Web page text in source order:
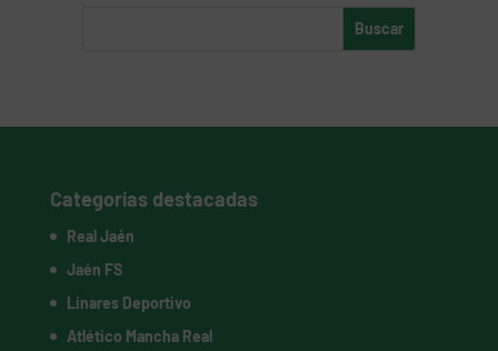
Categorías destacadas
Real Jaén
Jaén FS
Linares Deportivo
Atlético Mancha Real